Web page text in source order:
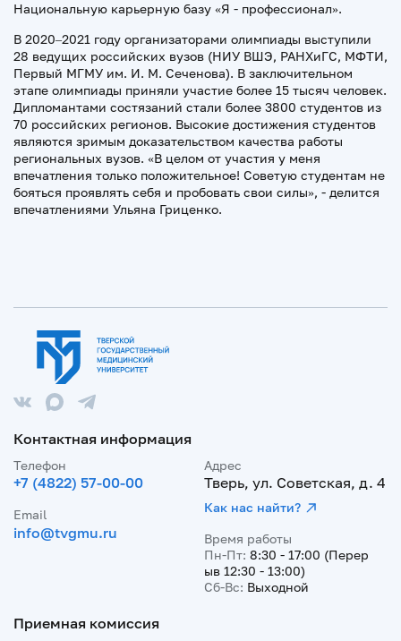
Национальную карьерную базу «Я - профессионал».
В 2020–2021 году организаторами олимпиады выступили
28 ведущих российских вузов (НИУ ВШЭ, РАНХиГС, МФТИ,
Первый МГМУ им. И. М. Сеченова). В заключительном
этапе олимпиады приняли участие более 15 тысяч человек.
Дипломантами состязаний стали более 3800 студентов из
70 российских регионов. Высокие достижения студентов
являются зримым доказательством качества работы
региональных вузов. «В целом от участия у меня
впечатления только положительное! Советую студентам не
бояться проявлять себя и пробовать свои силы», - делится
впечатлениями Ульяна Гриценко.
Контактная информация
Телефон
+7 (4822) 57-00-00
Email
info@tvgmu.ru
Адрес
Тверь, ул. Советская, д. 4
Как нас найти?
Время работы
Пн-Пт: 8:30 - 17:00 (Перер
ыв 12:30 - 13:00)
Сб-Вс: Выходной
Приемная комиссия